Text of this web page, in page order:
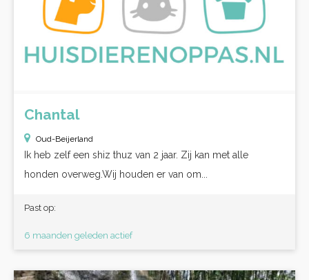
Chantal
Oud-Beijerland
Ik heb zelf een shiz thuz van 2 jaar. Zij kan met alle
honden overweg.Wij houden er van om...
Past op:
6 maanden geleden actief